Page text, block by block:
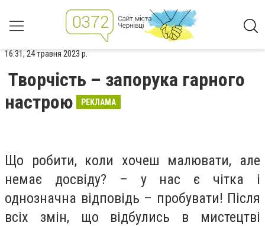
16:31, 24 травня 2023 р.
Творчість – запорука гарного
настрою
РЕКЛАМА
Що робити, коли хочеш малювати, але
немає досвіду? – у нас є чітка і
однозначна відповідь – пробувати! Після
всіх змін, що відбулись в мистецтві